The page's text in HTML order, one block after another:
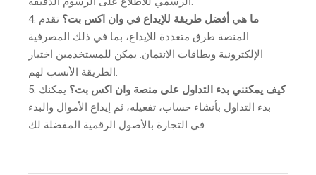
ما هي أفضل طريقة للإيداع في وان اكس بت؟ تقدم
المنصة طرق متعددة للإيداع، بما في ذلك المصرفية
الإلكترونية وبطاقات الائتمان. يمكن للمستخدمين اختيار
الطريقة الأنسب لهم.
كيف يمكنني بدء التداول على منصة وان اكس بت؟ يمكنك
بدء التداول بأنشاء حساب، تفعيله، ثم إيداع الأموال والبدء
في التجارة بالأصول الرقمية المفضلة لك.